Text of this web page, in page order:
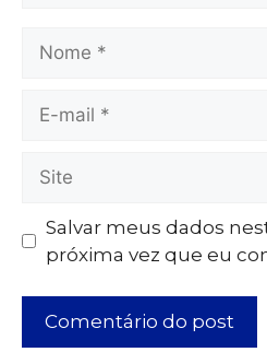
Salvar meus dados
próxima vez que eu